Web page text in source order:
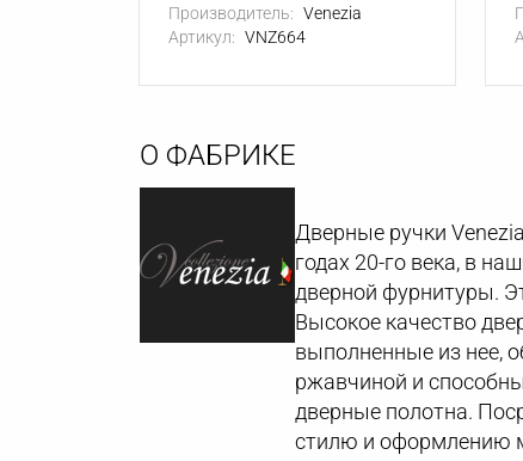
Производитель: Venezia
Артикул: VNZ664
О ФАБРИКЕ
Дверные ручки
годах 20-го века, в
дверной фурнитуры.
Высокое качество
выполненные из нее,
ржавчиной и
дверные полотна.
стилю и оформлению